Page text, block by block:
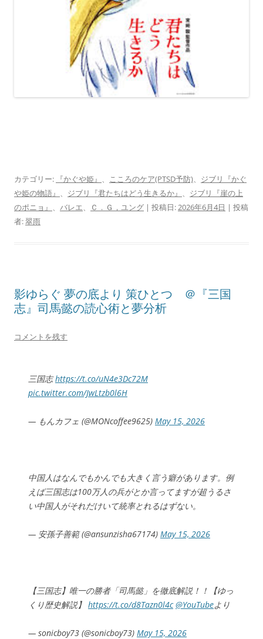
カテゴリー: 『かぐや姫』 、 こころのケア(PTSD予防)、 ジブリ『かぐ
や姫の物語』 、 ジブリ『君たちはどう生きるか』 、 ジブリ『崖の上
のポニョ』 、 バレエ、 Ｃ．Ｇ，ユング | 投稿日:2026年6月4日 | 投稿
者:翠雨
影ゆらぐ 夢の底より 策ひとつ ＠『三国
志』司馬懿の読心術と夢分析
コメントを残す
三国志https://t.co/uN4e3Dc72M
pic.twitter.com/JwLtzb0l6H
— もんカフェ (@MONcoffee9625) May 15, 2026
中国人はなんでもかんでも大きく言う癖があります。例
えば三国志は100万人の兵がとか言ってますが超うるさ
い中国人がそれだけいて統率とれるはずない。
— 安孫子善範 (@ansunzisha67174) May 15, 2026
【三国志】唯一の勝者「司馬懿」を徹底解説！！【ゆっ
くり歴史解説】 https://t.co/d8Tazn0l4c @YouTubeより
— sonicboy73 (@sonicboy73) May 15, 2026